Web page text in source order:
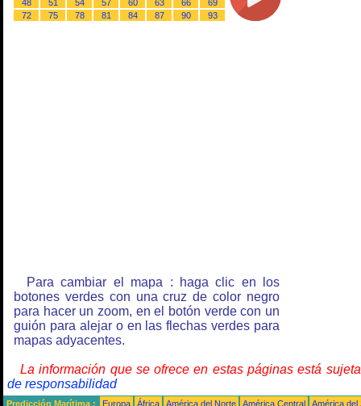
48
51 54 57 60 63 66
69
72
75 78 81 84 87 90 93
Para cambiar el mapa : haga clic en los
botones verdes con una cruz de color negro
para hacer un zoom, en el botón verde con un
guión para alejar o en las flechas verdes para
mapas adyacentes.
La información que se ofrece en estas páginas está
de responsabilidad
Predicción Marítima : Europa África América del Norte América Central
América del